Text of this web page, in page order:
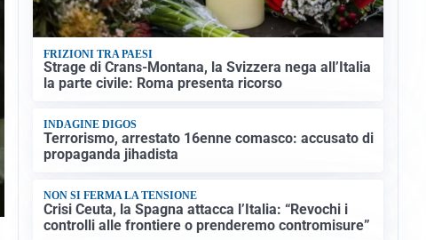
FRIZIONI TRA PAESI
Strage di Crans-Montana, la Svizzera nega all’Italia
la parte civile: Roma presenta ricorso
INDAGINE DIGOS
Terrorismo, arrestato 16enne comasco: accusato di
propaganda jihadista
NON SI FERMA LA TENSIONE
Crisi Ceuta, la Spagna attacca l’Italia: “Revochi i
controlli alle frontiere o prenderemo contromisure”